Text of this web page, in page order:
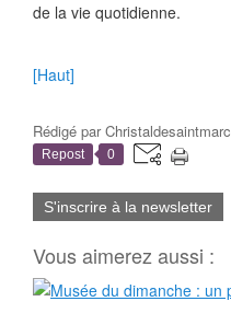
de la vie quotidienne.
[Haut]
Rédigé parChristaldesaintmarc
Repost 0
S'inscrire à la newsletter
Vous aimerez aussi :